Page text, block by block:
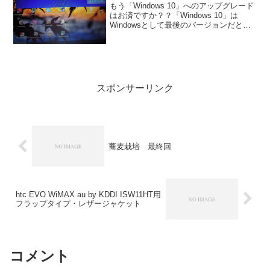
もう「Windows 10」へのアップグレード
はお済ですか？？「Windows 10」は
Windowsとして最後のバージョンだと言
スポンサーリンク
蕎麦栽培 最終回
htc EVO WiMAX au by KDDI ISW11HT用
フラップタイプ・レザージャケット
コメント